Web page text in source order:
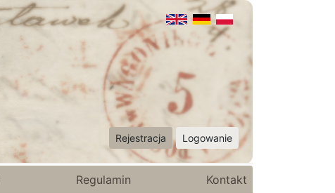
Rejestracja Logowanie
Regulamin Kontakt